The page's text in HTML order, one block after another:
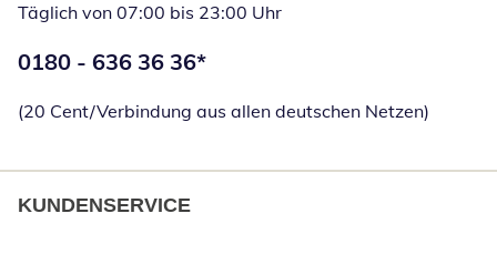
Täglich von 07:00 bis 23:00 Uhr
Telefonnummer:
0180 - 636 36 36*
(20 Cent/Verbindung aus allen deutschen Netzen)
KUNDENSERVICE